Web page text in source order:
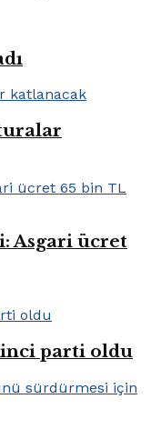
Asgari ücret
parti oldu